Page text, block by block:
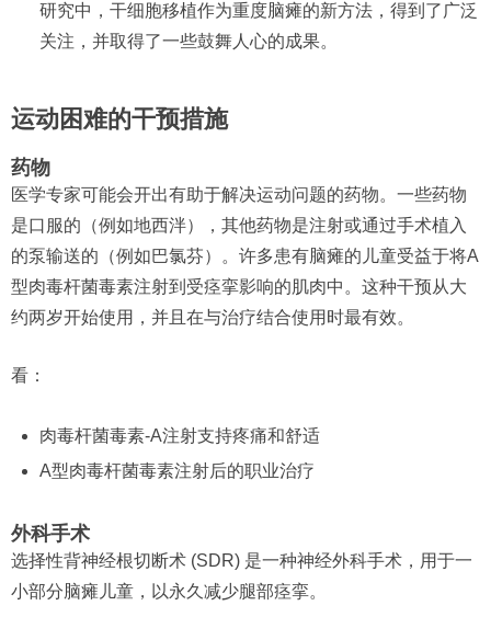
研究中，干细胞移植作为重度脑瘫的新方法，得到了广泛
关注，并取得了一些鼓舞人心的成果。
运动困难的干预措施
药物
医学专家可能会开出有助于解决运动问题的药物。一些药物
是口服的（例如地西泮），其他药物是注射或通过手术植入
的泵输送的（例如巴氯芬）。许多患有脑瘫的儿童受益于将A
型肉毒杆菌毒素注射到受痉挛影响的肌肉中。这种干预从大
约两岁开始使用，并且在与治疗结合使用时最有效。
看：
肉毒杆菌毒素-A注射支持疼痛和舒适
A型肉毒杆菌毒素注射后的职业治疗
外科手术
选择性背神经根切断术 (SDR) 是一种神经外科手术，用于一
小部分脑瘫儿童，以永久减少腿部痉挛。